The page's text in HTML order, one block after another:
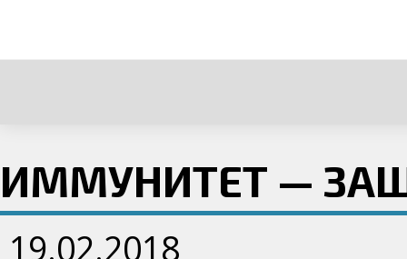
ИММУНИТЕТ —
19.02.2018